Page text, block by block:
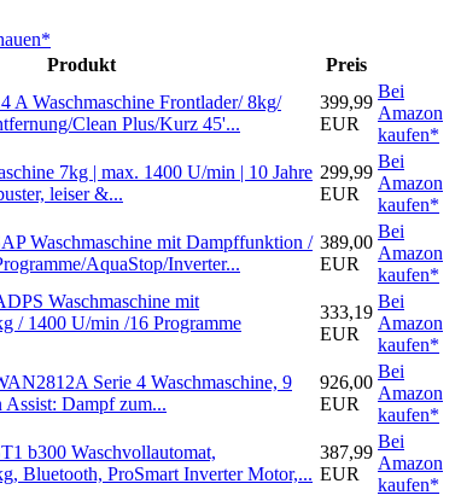
Produkt Preis
A Waschmaschine Frontlader/ 8kg/
Clean Plus/Kurz 45'...
399,99
EUR
Bei
Amazon
kaufen*
7kg | max. 1400 U/min | 10 Jahre
leiser &...
299,99
EUR
Bei
Amazon
kaufen*
Waschmaschine mit Dampffunktion /
AquaStop/Inverter...
389,00
EUR
Bei
Amazon
kaufen*
Waschmaschine mit
/ 1400 U/min /16 Programme
333,19
EUR
Bei
Amazon
kaufen*
Serie 4 Waschmaschine, 9
Dampf zum...
926,00
EUR
Bei
Amazon
kaufen*
b300 Waschvollautomat,
Bluetooth, ProSmart Inverter Motor,...
387,99
EUR
Bei
Amazon
kaufen*